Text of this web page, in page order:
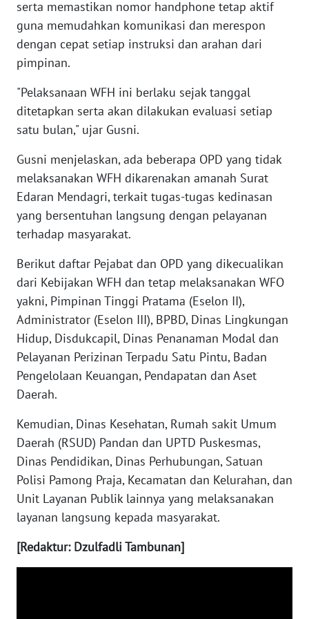
serta memastikan nomor handphone tetap aktif
guna memudahkan komunikasi dan merespon
dengan cepat setiap instruksi dan arahan dari
pimpinan.
"Pelaksanaan WFH ini berlaku sejak tanggal
ditetapkan serta akan dilakukan evaluasi setiap
satu bulan," ujar Gusni.
Gusni menjelaskan, ada beberapa OPD yang tidak
melaksanakan WFH dikarenakan amanah Surat
Edaran Mendagri, terkait tugas-tugas kedinasan
yang bersentuhan langsung dengan pelayanan
terhadap masyarakat.
Berikut daftar Pejabat dan OPD yang dikecualikan
dari Kebijakan WFH dan tetap melaksanakan WFO
yakni, Pimpinan Tinggi Pratama (Eselon II),
Administrator (Eselon III), BPBD, Dinas Lingkungan
Hidup, Disdukcapil, Dinas Penanaman Modal dan
Pelayanan Perizinan Terpadu Satu Pintu, Badan
Pengelolaan Keuangan, Pendapatan dan Aset
Daerah.
Kemudian, Dinas Kesehatan, Rumah sakit Umum
Daerah (RSUD) Pandan dan UPTD Puskesmas,
Dinas Pendidikan, Dinas Perhubungan, Satuan
Polisi Pamong Praja, Kecamatan dan Kelurahan, dan
Unit Layanan Publik lainnya yang melaksanakan
layanan langsung kepada masyarakat.
[Redaktur: Dzulfadli Tambunan]
WN
KALTARA
KALSEL
WN
WN
SULSEL
WN
WN
SULUT
WN
MALUKU
WN
MALUT
WN
DANAU
TOBA
NIAS